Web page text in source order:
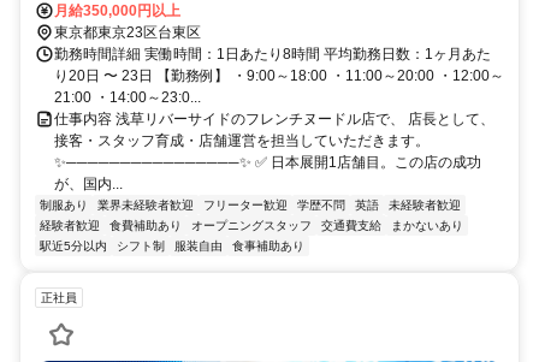
「浅草駅」A3出口より徒歩1分／東武線「浅草駅」より徒歩4分／つ
くばエクスプレス「浅草駅」より徒歩11分
月給350,000円以上
東京都東京23区台東区
勤務時間詳細 実働時間：1日あたり8時間 平均勤務日数：1ヶ月あた
り20日 〜 23日 【勤務例】 ・9:00～18:00 ・11:00～20:00 ・12:00～
21:00 ・14:00～23:0...
仕事内容 浅草リバーサイドのフレンチヌードル店で、 店長として、
接客・スタッフ育成・店舗運営を担当していただきます。
✨────────────────✨ ✅ 日本展開1店舗目。この店の成功
が、国内...
制服あり 業界未経験者歓迎 フリーター歓迎 学歴不問 英語
未経験者歓迎
経験者歓迎
食費補助あり オープニングスタッフ 交通費支給
まかないあり
駅近5分以内
シフト制 服装自由 食事補助あり
正社員